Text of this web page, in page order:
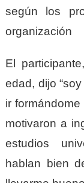
según los
organización
El
edad, dijo
ir
motivaron a
estudios
hablan bien